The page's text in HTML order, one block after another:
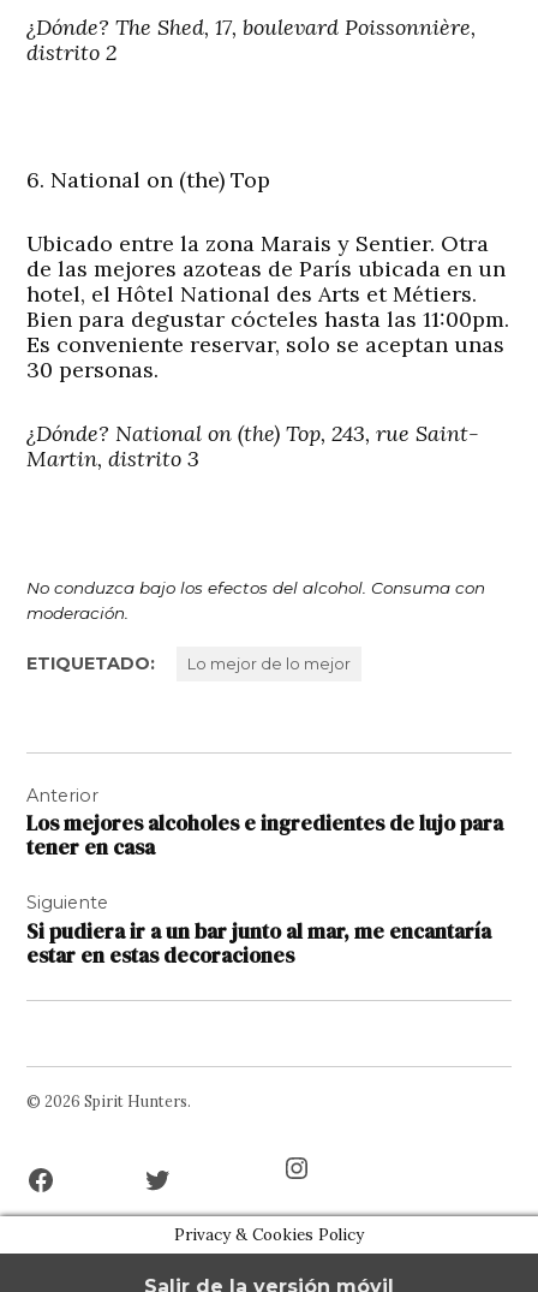
¿Dónde? The Shed, 17, boulevard Poissonnière,
distrito 2
6. National on (the) Top
Ubicado entre la zona Marais y Sentier. Otra
de las mejores azoteas de París ubicada en un
hotel, el Hôtel National des Arts et Métiers.
Bien para degustar cócteles hasta las 11:00pm.
Es conveniente reservar, solo se aceptan unas
30 personas.
¿Dónde? National on (the) Top, 243, rue Saint-
Martin, distrito 3
No conduzca bajo los efectos del alcohol. Consuma con
moderación.
ETIQUETADO: Lo mejor de lo mejor
de
entradas
Anterior
Los mejores alcoholes e ingredientes de lujo para
tener en casa
Siguiente
Si pudiera ir a un bar junto al mar, me encantaría
estar en estas decoraciones
© 2026 Spirit Hunters.
Privacy & Cookies Policy
Salir de la versión móvil